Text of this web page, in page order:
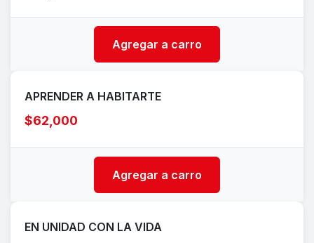
Agregar a carro
APRENDER A HABITARTE
$62,000
Agregar a carro
EN UNIDAD CON LA VIDA